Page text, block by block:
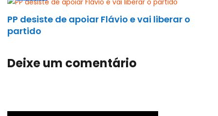
PP desiste de apoiar Flávio e vai liberar o
partido
Deixe um comentário